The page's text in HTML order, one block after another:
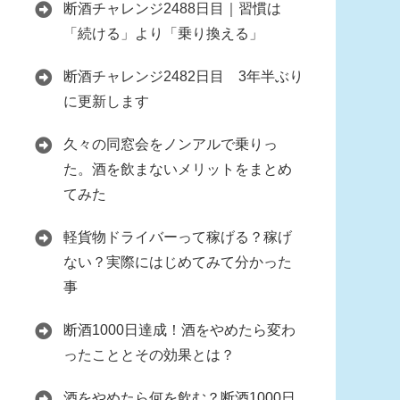
断酒チャレンジ2488日目｜習慣は
「続ける」より「乗り換える」
断酒チャレンジ2482日目 3年半ぶり
に更新します
久々の同窓会をノンアルで乗りっ
た。酒を飲まないメリットをまとめ
てみた
軽貨物ドライバーって稼げる？稼げ
ない？実際にはじめてみて分かった
事
断酒1000日達成！酒をやめたら変わ
ったこととその効果とは？